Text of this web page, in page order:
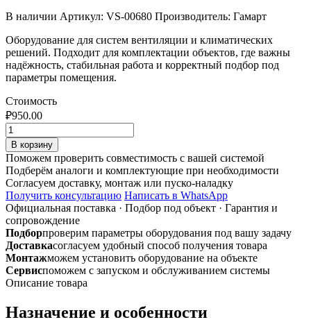
В наличии Артикул: VS-00680 Производитель: Гамарт
Оборудование для систем вентиляции и климатических
решений. Подходит для комплектации объектов, где важны
надёжность, стабильная работа и корректный подбор под
параметры помещения.
Стоимость
₽950.00
Количество
товара
Дроссель-
клапан
200
из
оцинкованной
стали
В корзину
Поможем проверить совместимость с вашей системой
Подберём аналоги и комплектующие при необходимости
Согласуем доставку, монтаж или пуско-наладку
Получить консультацию Написать в WhatsApp
Официальная поставка · Подбор под объект · Гарантия и
сопровождение
Подборпроверим параметры оборудования под вашу задачу
Доставкасогласуем удобный способ получения товара
Монтажможем установить оборудование на объекте
Сервиспоможем с запуском и обслуживанием системы
Описание товара
Назначение и особенности